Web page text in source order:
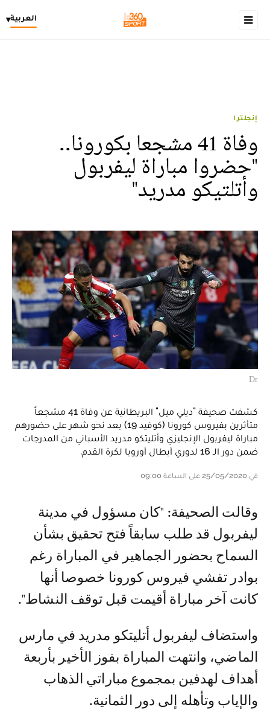
العربية▾
إنجلترا
وفاة 41 مشجعا بكورونا..
"حضروا مباراة ليفربول
وأتلتيكو مدريد"
Dr
كشفت صحيفة "ديلي ميل" البريطانية عن وفاة 41 مشجعاً
متأثرين بفيروس كورونا (كوفيد 19) بعد نحو شهر على حضورهم
مباراة ليفربول الإنجليزي وأتليتكو مدريد الأسباني من المدرجات
ضمن دور الـ 16 لدوري أبطال أوروبا لكرة القدم.
في 25/05/2020 على الساعة 09:00
وقالت الصحيفة: "كان مسؤول في مدينة
ليفربول قد طلب سابقاً فتح تحقيق بشأن
السماح بحضور الجماهير في المباراة رغم
بوادر تفشي فيروس كورونا خصوصا أنها
كانت آخر مباراة أقيمت قبل توقف النشاط".
واستضاف ليفربول أتليتكو مدريد في مارس
الماضي، وانتهت المباراة بفوز الأخير بأربعة
أهداف لهدفين بمجموع مباراتي الذهاب
والإياب وتأهله إلى دور الثمانية.